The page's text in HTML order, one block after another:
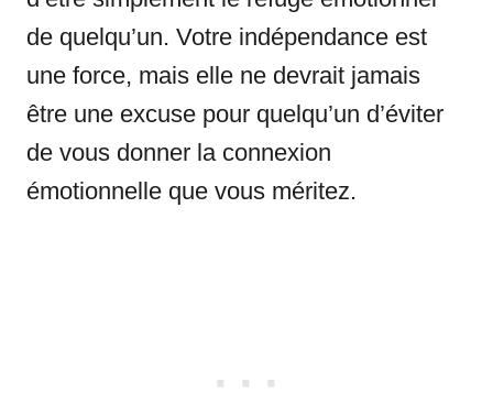
de quelqu’un. Votre indépendance est
une force, mais elle ne devrait jamais
être une excuse pour quelqu’un d’éviter
de vous donner la connexion
émotionnelle que vous méritez.